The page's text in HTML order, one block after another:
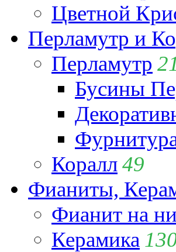
Цветной
Перламутр и
Перламутр
Бусины
Коралл49
Фианиты,
Фианит на
Керамика